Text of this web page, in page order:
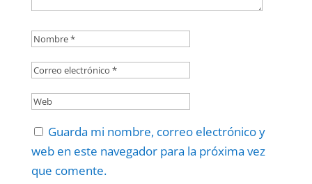
Guarda mi nombre, correo electrónico y
web en este navegador para la próxima vez
que comente.